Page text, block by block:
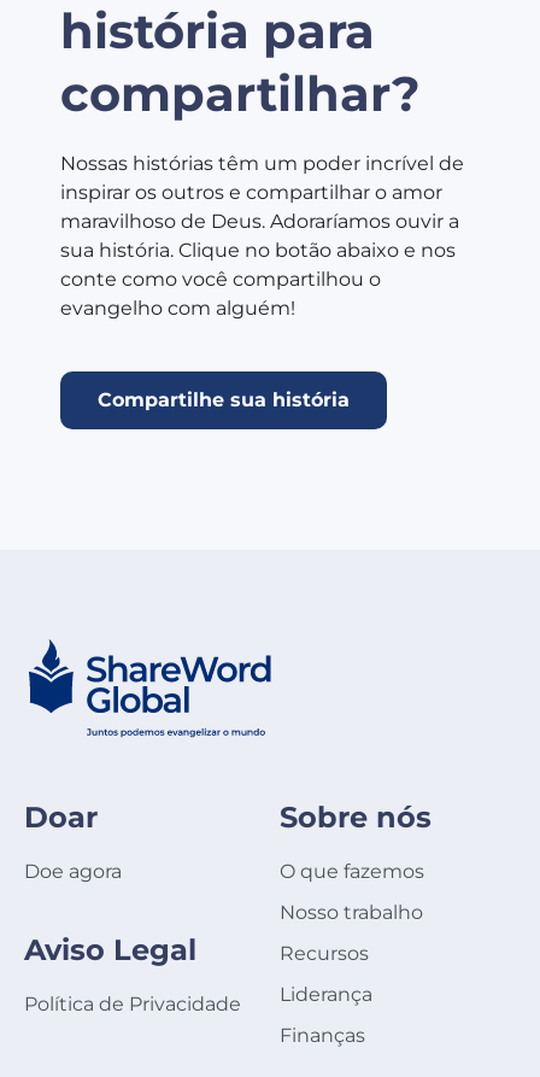
história para
compartilhar?
Nossas histórias têm um poder incrível de
inspirar os outros e compartilhar o amor
maravilhoso de Deus. Adoraríamos ouvir a
sua história. Clique no botão abaixo e nos
conte como você compartilhou o
evangelho com alguém!
Compartilhe sua história
Doar
Doe agora
Aviso Legal
Política de Privacidade
Sobre nós
O que fazemos
Nosso trabalho
Recursos
Liderança
Finanças